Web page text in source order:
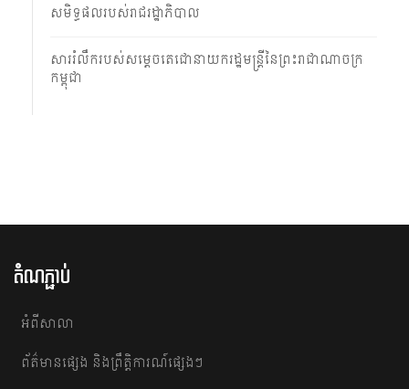
សមិទ្ធផលរបស់រាជរដ្ឋាភិបាល
សាររំលឹករបស់សម្តេចតេជោនាយករដ្ឋមន្ត្រីនៃព្រះរាជាណាចក្រ
កម្ពុជា
តំណភ្ជាប់
អំពីសាលា
ព័ត៌មានផ្សេង និង​​ព្រឹត្តិការណ៍ផ្សេងៗ